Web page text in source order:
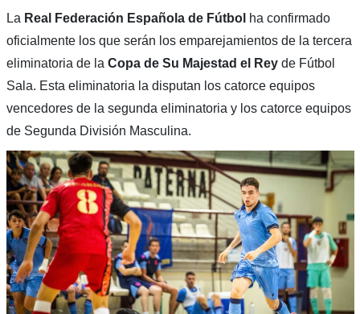
La Real Federación Española de Fútbol ha confirmado
oficialmente los que serán los emparejamientos de la tercera
eliminatoria de la Copa de Su Majestad el Reyde Fútbol
Sala. Esta eliminatoria la disputan los catorce equipos
vencedores de la segunda eliminatoria y los catorce equipos
de Segunda División Masculina.